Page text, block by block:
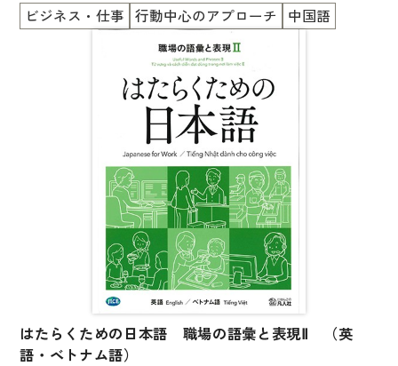
ビジネス・仕事 行動中心のアプローチ 中国語
はたらくための日本語 職場の語彙と表現Ⅱ （英
語・ベトナム語）